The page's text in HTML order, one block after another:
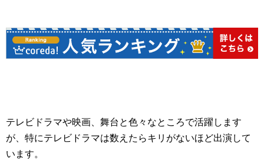
テレビドラマや映画、舞台と色々なところで活躍します
が、特にテレビドラマは数えたらキリがないほど出演して
います。